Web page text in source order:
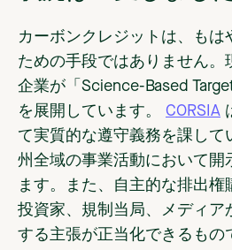
カーボンクレジットは、もは
ための手段ではありません。
企業が「Science-Based
を展開しています。 CORSIA
て実質的な遵守義務を課して
州全域の事業活動において開
ます。また、自主的な排出権
投資家、規制当局、メディア
する主張が正当化できるもの